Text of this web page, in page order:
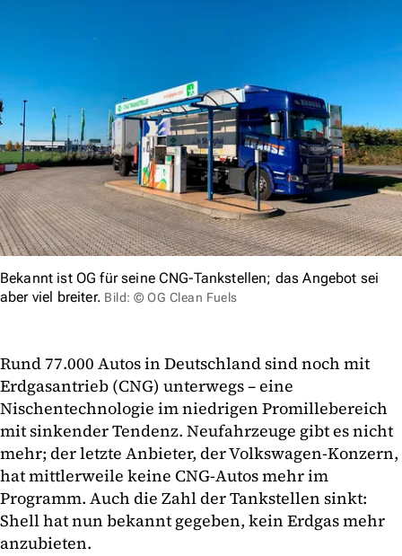
Bekannt ist OG für seine CNG-Tankstellen; das Angebot sei
aber viel breiter. Bild: © OG Clean Fuels
Rund 77.000 Autos in Deutschland sind noch mit
Erdgasantrieb (CNG) unterwegs – eine
Nischentechnologie im niedrigen Promillebereich
mit sinkender Tendenz. Neufahrzeuge gibt es nicht
mehr; der letzte Anbieter, der Volkswagen-Konzern,
hat mittlerweile keine CNG-Autos mehr im
Programm. Auch die Zahl der Tankstellen sinkt:
Shell hat nun bekannt gegeben, kein Erdgas mehr
anzubieten.